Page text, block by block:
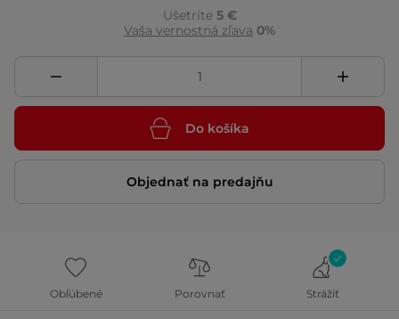
Ušetríte 5 €
Vaša vernostná zľava 0%
Do košíka
Objednať na predajňu
Obľúbené Porovnať Strážiť